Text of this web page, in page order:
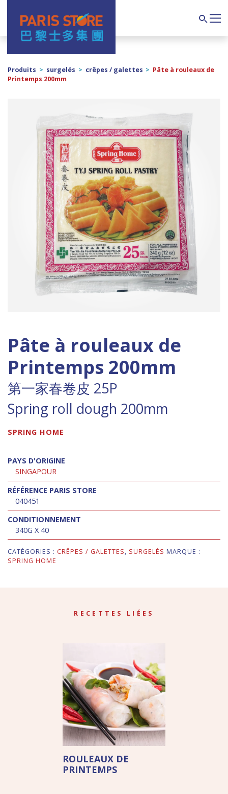
Navigation principale
Produits > surgelés > crêpes / galettes > Pâte à rouleaux de
Printemps 200mm
Pâte à rouleaux de
Printemps 200mm
第一家春卷皮 25P
Spring roll dough 200mm
SPRING HOME
PAYS D'ORIGINE
SINGAPOUR
RÉFÉRENCE PARIS STORE
040451
CONDITIONNEMENT
340G X 40
CATÉGORIES : CRÊPES / GALETTES, SURGELÉS MARQUE :
SPRING HOME
RECETTES LIÉES
ROULEAUX DE
PRINTEMPS